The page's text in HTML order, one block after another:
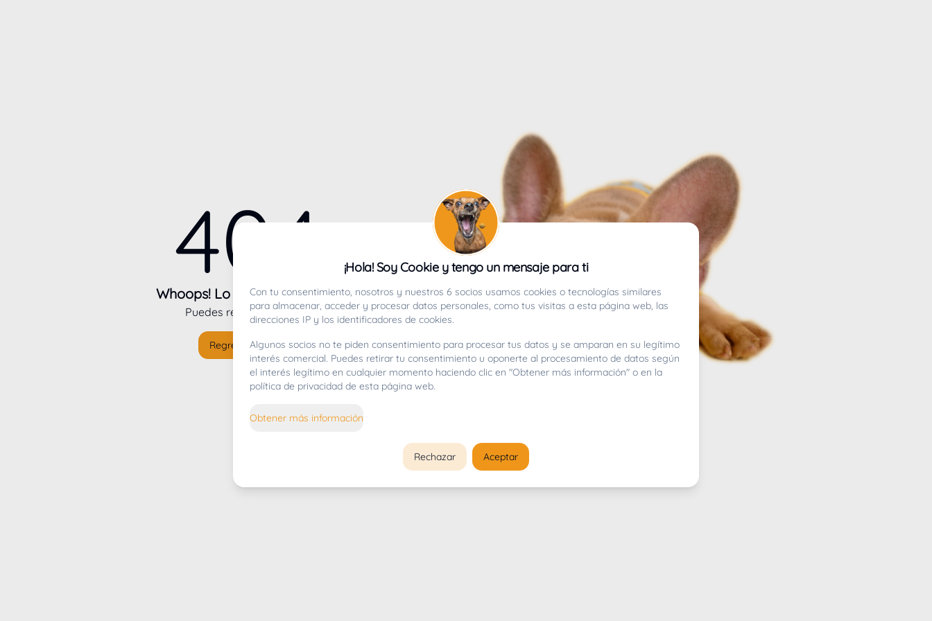
404
Whoops! Lo sentimos mucho.
Puedes regresar alinicio
Regresar al inicio
¡Hola! Soy Cookie y tengo un mensaje para ti
Con tu consentimiento, nosotros y nuestros 6 socios usamos cookies o tecnologías similares
para almacenar, acceder y procesar datos personales, como tus visitas a esta página web, las
direcciones IP y los identificadores de cookies.
Algunos socios no te piden consentimiento para procesar tus datos y se amparan en su legítimo
interés comercial. Puedes retirar tu consentimiento u oponerte al procesamiento de datos según
el interés legítimo en cualquier momento haciendo clic en "Obtener más información" o en la
política de privacidad de esta página web.
Obtener más información
Rechazar Aceptar